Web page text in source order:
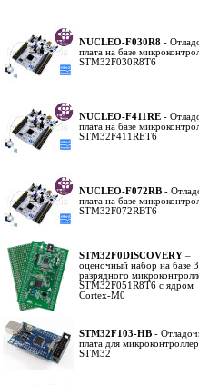
NUCLEO-F030R8 -
плата на базе
STM32F030R8T6
NUCLEO-F411RE -
плата на базе
STM32F411RET6
NUCLEO-F072RB -
плата на базе
STM32F072RBT6
STM32F0DISCOVERY –
оценочный набор на базе
разрядного
STM32F051R8T6 с ядром
Cortex-M0
STM32F103-HB -
плата для
STM32